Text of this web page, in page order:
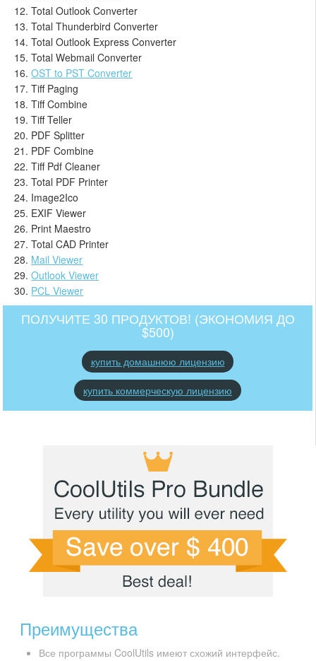
Total Outlook Converter
Total Thunderbird Converter
Total Outlook Express Converter
Total Webmail Converter
OST to PST Converter
Tiff Paging
Tiff Combine
Tiff Teller
PDF Splitter
PDF Combine
Tiff Pdf Cleaner
Total PDF Printer
Image2Ico
EXIF Viewer
Print Maestro
Total CAD Printer
Mail Viewer
Outlook Viewer
PCL Viewer
ПОЛУЧИТЕ 30 ПРОДУКТОВ! (ЭКОНОМИЯ ДО
$500)
купить домашнюю лицензию
купить коммерческую лицензию
Преимущества
Все программы CoolUtils имеют схожий интерфейс.